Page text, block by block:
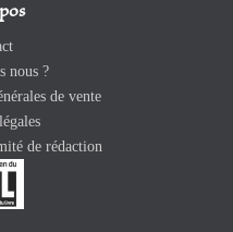
nous ?
de vente
de rédaction